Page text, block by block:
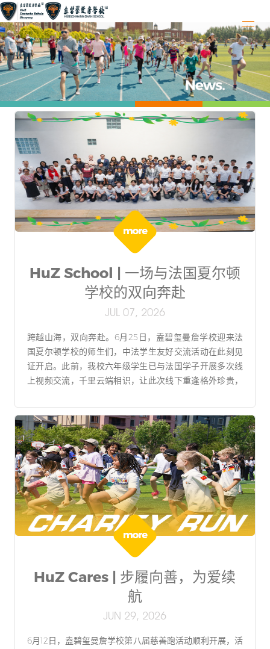
HuZ School | 一场与法国夏尔顿
学校的双向奔赴
JUL 07, 2026
跨越山海，双向奔赴。6月25日，盍碧玺曼詹学校迎来法
国夏尔顿学校的师生们，中法学生友好交流活动在此刻见
证开启。此前，我校六年级学生已与法国学子开展多次线
上视频交流，千里云端相识，让此次线下重逢格外珍贵，
总领事馆合作领事夏莱娜女士莅临现场，分享了中法校园
友好交流的发展憧憬，表示领事馆将持续搭建交流平台，
为中法往来保驾护航，助力友谊延续。随后，法国夏尔顿
学校学生也带来了精彩合唱表演，两国少年以歌会友，真
挚情谊在校园中悄然蔓延。
HuZ Cares | 步履向善，为爱续
航
JUN 29, 2026
6月12日，盍碧玺曼詹学校第八届慈善跑活动顺利开展，活